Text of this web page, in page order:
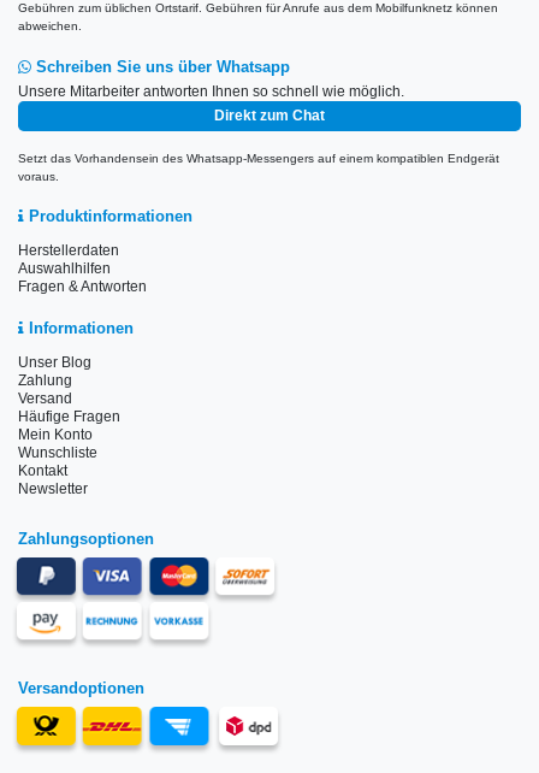
Gebühren zum üblichen Ortstarif. Gebühren für Anrufe aus dem Mobilfunknetz können
abweichen.
Schreiben Sie uns über Whatsapp
Unsere Mitarbeiter antworten Ihnen so schnell wie möglich.
Direkt zum Chat
Setzt das Vorhandensein des Whatsapp-Messengers auf einem kompatiblen Endgerät
voraus.
Produktinformationen
Herstellerdaten
Auswahlhilfen
Fragen & Antworten
Informationen
Unser Blog
Zahlung
Versand
Häufige Fragen
Mein Konto
Wunschliste
Kontakt
Newsletter
Zahlungsoptionen
Versandoptionen